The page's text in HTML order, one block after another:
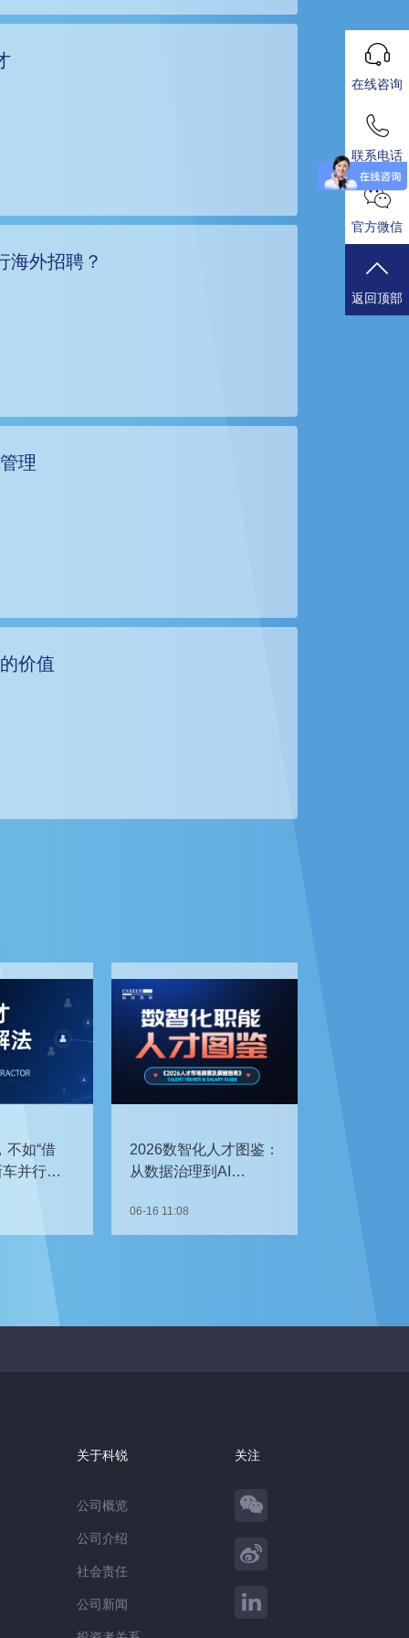
海外招聘？
理
价值
不如“借
并行开
2026数智化人才图鉴：
从数据治理到AI
06-16 11:08
关于科锐
公司概览
公司介绍
社会责任
公司新闻
关注
在线咨询
联系电话
官方微信
返回顶部